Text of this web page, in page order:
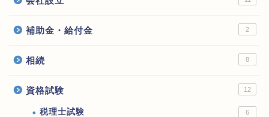
補助金・給付金 2
相続 8
資格試験 12
税理士試験 6